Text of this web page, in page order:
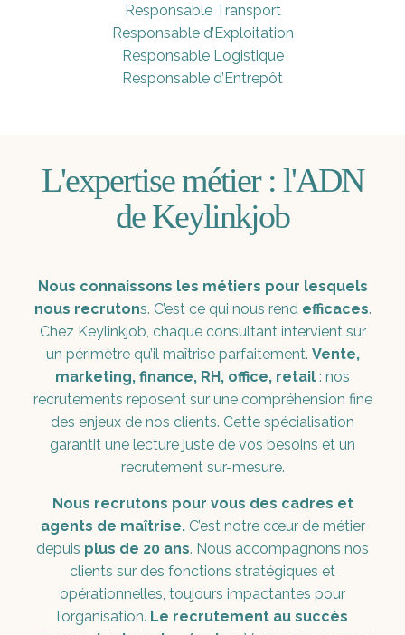
Responsable Transport
Responsable d’Exploitation
Responsable Logistique
Responsable d’Entrepôt
L'expertise métier : l'ADN
de Keylinkjob
Nous connaissons les métiers pour lesquels
nous recrutons. C’est ce qui nous rend efficaces.
Chez Keylinkjob, chaque consultant intervient sur
un périmètre qu’il maîtrise parfaitement. Vente,
marketing, finance, RH, office, retail : nos
recrutements reposent sur une compréhension fine
des enjeux de nos clients. Cette spécialisation
garantit une lecture juste de vos besoins et un
recrutement sur-mesure.
Nous recrutons pour vous des cadres et
agents de maîtrise.C’est notre cœur de métier
depuis plus de 20 ans. Nous accompagnons nos
clients sur des fonctions stratégiques et
opérationnelles, toujours impactantes pour
l’organisation. Le recrutement au succès